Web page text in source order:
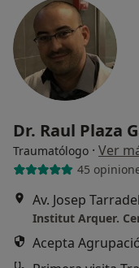
Dr. Raul Plaza
Traumatólogo · Ver
45
Av. Josep
Acepta